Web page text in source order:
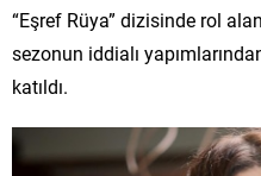
“Eşref Rüya” dizisinde rol
sezonun iddialı
katıldı.